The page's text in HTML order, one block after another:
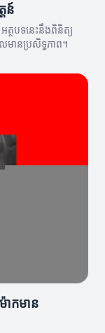
ន៍
អត្ថបទនេះនឹងពិនិត្យ
លមានប្រសិទ្ធភាព។
ាកមាន